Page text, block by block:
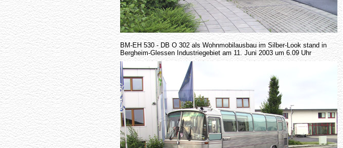
BM-EH 530 - DB O 302 als Wohnmobilausbau im Silber-Look stand in
Bergheim-Glessen Industriegebiet am 11. Juni 2003 um 6.09 Uhr